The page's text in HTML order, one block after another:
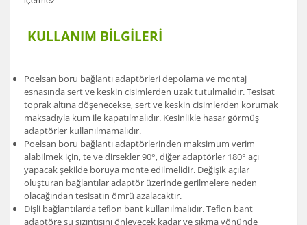
KULLANIM BİLGİLERİ
Poelsan boru bağlantı adaptörleri depolama ve montaj
esnasında sert ve keskin cisimlerden uzak tutulmalıdır. Tesisat
toprak altına döşenecekse, sert ve keskin cisimlerden korumak
maksadıyla kum ile kapatılmalıdır. Kesinlikle hasar görmüş
adaptörler kullanılmamalıdır.
Poelsan boru bağlantı adaptörlerinden maksimum verim
alabilmek için, te ve dirsekler 90°, diğer adaptörler 180° açı
yapacak şekilde boruya monte edilmelidir. Değişik açılar
oluşturan bağlantılar adaptör üzerinde gerilmelere neden
olacağından tesisatın ömrü azalacaktır.
Dişli bağlantılarda teﬂon bant kullanılmalıdır. Teﬂon bant
adaptöre su sızıntısını önleyecek kadar ve sıkma yönünde